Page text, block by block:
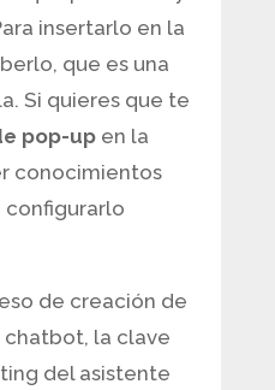
insertarlo en la
que es una
Si quieres que te
pop-upen la
conocimientos
configurarlo
de creación de
la clave
del asistente